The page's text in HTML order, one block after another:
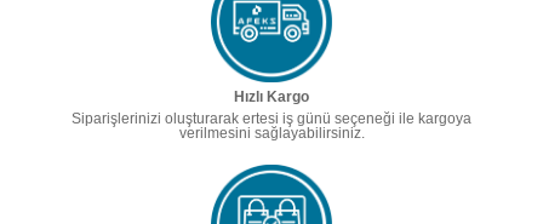
Hızlı Kargo
Siparişlerinizi oluşturarak ertesi iş günü seçeneği ile kargoya
verilmesini sağlayabilirsiniz.